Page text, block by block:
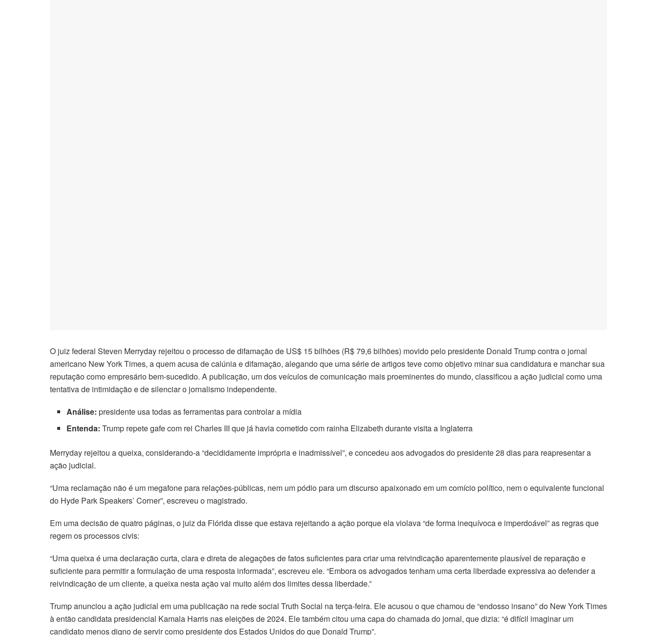
O juiz federal Steven Merryday rejeitou o processo de difamação de US$ 15 bilhões (R$ 79,6 bilhões) movido pelo presidente Donald Trump contra o jornal
americano New York Times, a quem acusa de calúnia e difamação, alegando que uma série de artigos teve como objetivo minar sua candidatura e manchar sua
reputação como empresário bem-sucedido. A publicação, um dos veículos de comunicação mais proeminentes do mundo, classificou a ação judicial como uma
tentativa de intimidação e de silenciar o jornalismo independente.
Análise: presidente usa todas as ferramentas para controlar a mídia
Entenda:Trump repete gafe com rei Charles III que já havia cometido com rainha Elizabeth durante visita a Inglaterra
Merryday rejeitou a queixa, considerando-a “decididamente imprópria e inadmissível”, e concedeu aos advogados do presidente 28 dias para reapresentar a
ação judicial.
“Uma reclamação não é um megafone para relações-públicas, nem um pódio para um discurso apaixonado em um comício político, nem o equivalente funcional
do Hyde Park Speakers’ Corner”, escreveu o magistrado.
Em uma decisão de quatro páginas, o juiz da Flórida disse que estava rejeitando a ação porque ela violava “de forma inequívoca e imperdoável” as regras que
regem os processos civis:
“Uma queixa é uma declaração curta, clara e direta de alegações de fatos suficientes para criar uma reivindicação aparentemente plausível de reparação e
suficiente para permitir a formulação de uma resposta informada”, escreveu ele. “Embora os advogados tenham uma certa liberdade expressiva ao defender a
reivindicação de um cliente, a queixa nesta ação vai muito além dos limites dessa liberdade.”
Trump anunciou a ação judicial em uma publicação na rede social Truth Social na terça-feira. Ele acusou o que chamou de “endosso insano” do New York Times
à então candidata presidencial Kamala Harris nas eleições de 2024. Ele também citou uma capa do chamada do jornal, que dizia: “é difícil imaginar um
candidato menos digno de servir como presidente dos Estados Unidos do que Donald Trump”.